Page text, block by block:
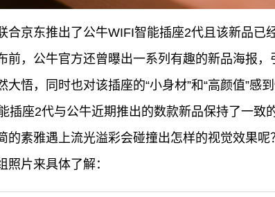
合京东推出了公牛WIFI智能插座2代且该新品已
前，公牛官方还曾曝出一系列有趣的新品海报
大悟，同时也对该插座的“小身材”和“高颜值”感到
插座2代与公牛近期推出的数款新品保持了一致
的素雅遇上流光溢彩会碰撞出怎样的视觉效果呢
照片来具体了解：